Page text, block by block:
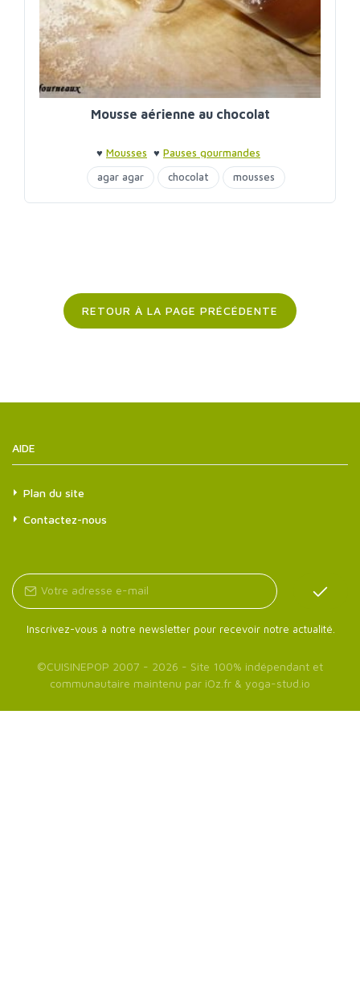
Mousse aérienne au chocolat
♥ Mousses ♥ Pauses gourmandes
agar agar
chocolat mousses
RETOUR À LA PAGE PRÉCÉDENTE
AIDE
Plan du site
Contactez-nous
Inscrivez-vous à notre newsletter pour recevoir notre actualité.
©CUISINEPOP 2007 - 2026 - Site 100% indépendant et
communautaire maintenu par iOz.fr & yoga-stud.io